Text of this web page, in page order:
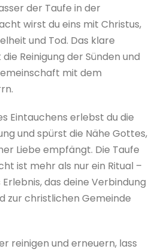
der Taufe in der
wirst du eins mit Christus,
und Tod. Das klare
Reinigung der Sünden und
mit dem
Eintauchens erlebst du die
und spürst die Nähe Gottes,
Liebe empfängt. Die Taufe
ist mehr als nur ein Ritual –
das deine Verbindung
zur christlichen Gemeinde
reinigen und erneuern, lass